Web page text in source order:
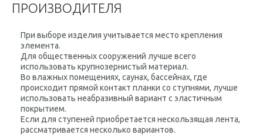
ПРОИЗВОДИТЕЛЯ
При выборе изделия учитывается место крепления
элемента.
Для общественных сооружений лучше всего
использовать крупнозернистый материал.
Во влажных помещениях, саунах, бассейнах, где
происходит прямой контакт планки со ступнями, лучше
использовать неабразивный вариант с эластичным
покрытием.
Если для ступеней приобретается нескользящая лента,
рассматривается несколько вариантов.